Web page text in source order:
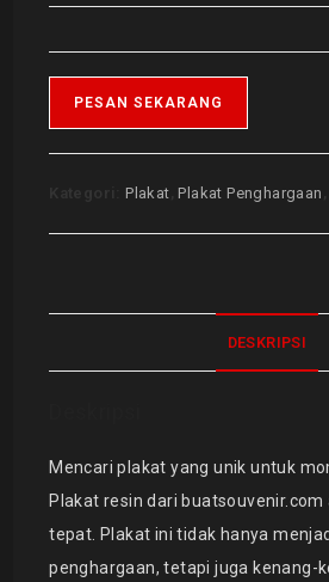
PESAN SEKARANG
Kategori:Plakat ,Plakat Penghargaan
DESKRIPSI
Mencari plakat yang unik untuk
Plakat resin dari buatsouvenir.com
tepat. Plakat ini tidak hanya
penghargaan, tetapi juga kenang-